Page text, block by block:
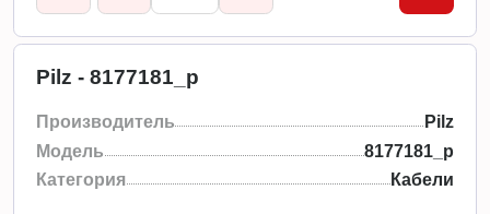
Pilz - 8177181_p
Производитель
Pilz
Модель
8177181_p
Категория
Кабели